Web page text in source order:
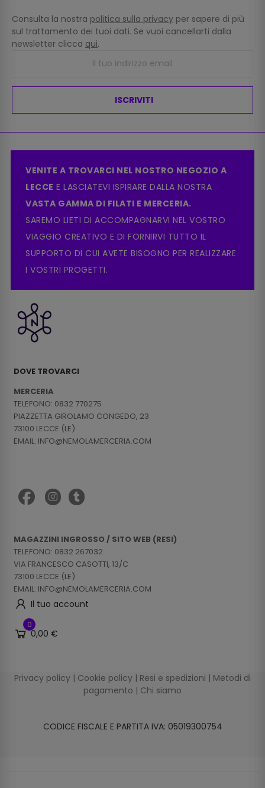
Consulta la nostra politica sulla privacy per sapere di più
sul trattamento dei tuoi dati. Se vuoi cancellarti dalla
newsletter clicca qui.
ISCRIVITI
VENITE A TROVARCI NEL NOSTRO NEGOZIO A
LECCE E LASCIATEVI ISPIRARE DALLA NOSTRA
VASTA GAMMA DI FILATI E MERCERIA.
SAREMO LIETI DI ACCOMPAGNARVI NEL VOSTRO
VIAGGIO CREATIVO E DI FORNIRVI TUTTO IL
SUPPORTO DI CUI AVETE BISOGNO PER REALIZZARE
I VOSTRI PROGETTI.
DOVE TROVARCI
MERCERIA
TELEFONO: 0832 770275
PIAZZETTA GIROLAMO CONGEDO, 23
73100 LECCE (LE)
EMAIL: INFO@NEMOLAMERCERIA.COM
MAGAZZINI INGROSSO / SITO WEB (RESI)
TELEFONO: 0832 267032
VIA FRANCESCO CASOTTI, 13/C
73100 LECCE (LE)
EMAIL: INFO@NEMOLAMERCERIA.COM
Il tuo account
0
0,00 €
Privacy policy | Cookie policy | Resi e spedizioni | Metodi di
pagamento | Chi siamo
CODICE FISCALE E PARTITA IVA: 05019300754